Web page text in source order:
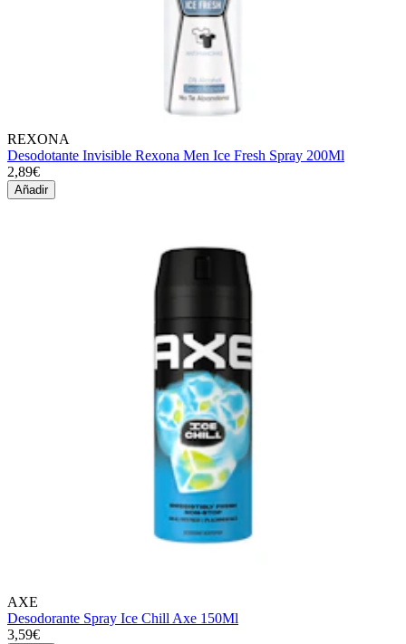
REXONA
Desodotante Invisible Rexona Men Ice Fresh Spray 200Ml
2,89€
Añadir
AXE
Desodorante Spray Ice Chill Axe 150Ml
3,59€